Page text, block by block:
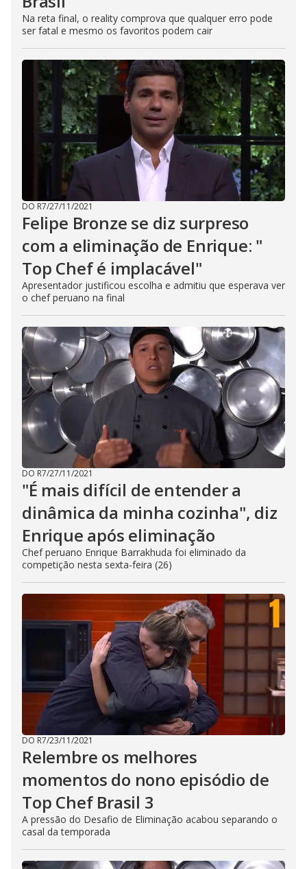
Na reta final, o reality comprova que qualquer erro pode
ser fatal e mesmo os favoritos podem cair
DO R7/27/11/2021
Felipe Bronze se diz surpreso
com a eliminação de Enrique: "
Top Chef é implacável"
Apresentador justificou escolha e admitiu que esperava ver
o chef peruano na final
DO R7/27/11/2021
"É mais difícil de entender a
dinâmica da minha cozinha", diz
Enrique após eliminação
Chef peruano Enrique Barrakhuda foi eliminado da
competição nesta sexta-feira (26)
DO R7/23/11/2021
Relembre os melhores
momentos do nono episódio de
Top Chef Brasil 3
A pressão do Desafio de Eliminação acabou separando o
casal da temporada